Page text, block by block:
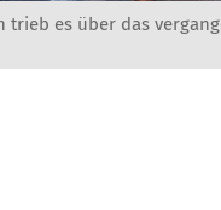
trieb es über das